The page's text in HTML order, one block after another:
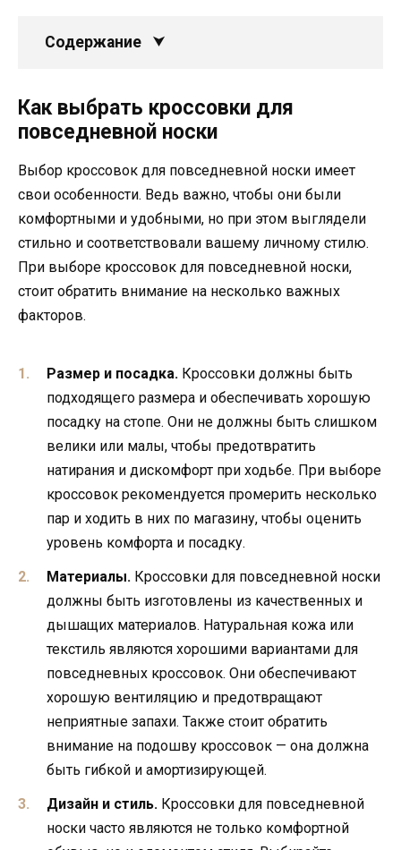
Содержание
Как выбрать кроссовки для
повседневной носки
Выбор кроссовок для повседневной носки имеет
свои особенности. Ведь важно, чтобы они были
комфортными и удобными, но при этом выглядели
стильно и соответствовали вашему личному стилю.
При выборе кроссовок для повседневной носки,
стоит обратить внимание на несколько важных
факторов.
Размер и посадка. Кроссовки должны быть
подходящего размера и обеспечивать хорошую
посадку на стопе. Они не должны быть слишком
велики или малы, чтобы предотвратить
натирания и дискомфорт при ходьбе. При выборе
кроссовок рекомендуется промерить несколько
пар и ходить в них по магазину, чтобы оценить
уровень комфорта и посадку.
Материалы. Кроссовки для повседневной носки
должны быть изготовлены из качественных и
дышащих материалов. Натуральная кожа или
текстиль являются хорошими вариантами для
повседневных кроссовок. Они обеспечивают
хорошую вентиляцию и предотвращают
неприятные запахи. Также стоит обратить
внимание на подошву кроссовок — она должна
быть гибкой и амортизирующей.
Дизайн и стиль. Кроссовки для повседневной
носки часто являются не только комфортной